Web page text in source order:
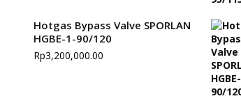
Hotgas Bypass Valve SPORLAN
HGBE-1-90/120
Rp3,200,000.00